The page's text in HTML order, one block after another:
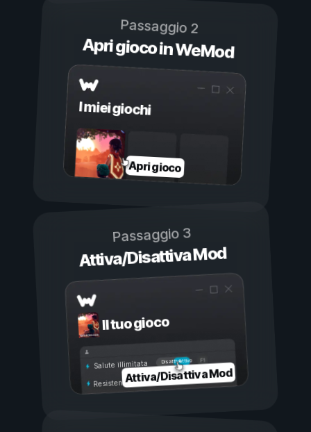
Passaggio 2
Apri gioco in WeMod
I miei giochi
Apri gioco
Passaggio 3
Attiva/Disattiva Mod
Il tuo gioco
Attivo
Disattivo
Salute illimitata
Resistenza illimitata
Attiva/Disattiva Mod